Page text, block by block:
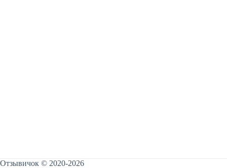
Отзывичок © 2020-2026